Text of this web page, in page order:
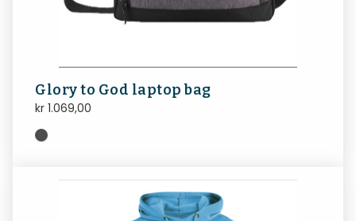
Glory to God laptop bag
kr 1.069,00